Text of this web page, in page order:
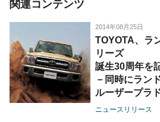
関連コンテンツ
2014年08月25日
TOYOTA、ラ
リーズ
誕生30周年を
－同時にラン
ルーザープラ
ニュースリリース